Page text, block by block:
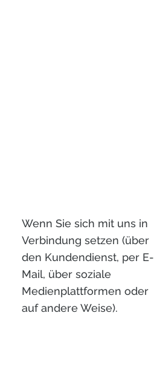
Wenn Sie sich mit uns in
Verbindung setzen (über
den Kundendienst, per E-
Mail, über soziale
Medienplattformen oder
auf andere Weise).